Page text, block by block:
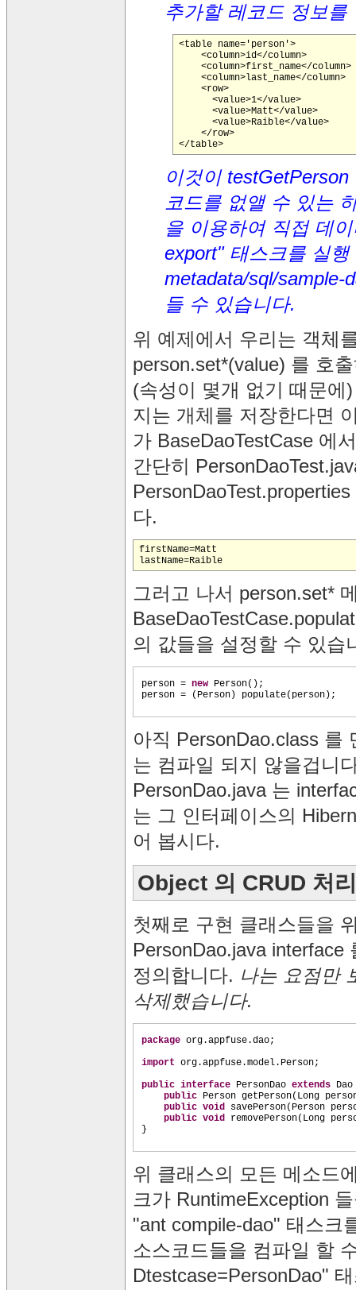
추가할 레코드 정보
<table name='person'>
    <column>id</column>
    <column>first_name</column>
    <column>last_name</column>
    <row>
      <value>1</value>
      <value>Matt</value>
      <value>Raible</value>
    </row>
이것이
코드를 없앨 수 있는
을 이용하여 직접 데
export" 태스크를 실
metadata/sql/sample-
들 수 있습니다.
위 예제에서 우리는 객체
person.set*(value) 를 호
(속성이 몇개 없기 때문에
지는 개체를 저장한다면
가 BaseDaoTestCase 에
간단히
다.
firstName=Matt
그러고 나서 person.set*
의 값들을 설정할 수 있습
person = new Person() ;
person =
( Person ) populate( person ) ;
아직 PersonDao.class 를
는 컴파일 되지 않을겁니
PersonDao.java 는
는 그 인터페이스의
어 봅시다.
Object 의 CRUD 처
첫째로 구현 클래스들을
PersonDao.java interface
정의합니다. 나는 요점만
삭제했습니다.
package org.appfuse.dao;
import org.appfuse.model.Person;
public interface PersonDao extends
public Person getPerson( Long
public void savePerson( Person
public void removePerson( Long
}
위 클래스의 모든 메소드
크가 RuntimeException
"ant compile-dao" 태스크
소스코드들을 컴파일 할
Dtestcase=PersonDao"